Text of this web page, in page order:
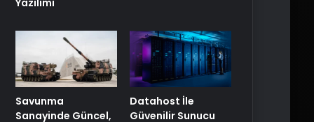
Savunma
Sanayinde Güncel,
Datahost İle
Güvenilir Sunucu